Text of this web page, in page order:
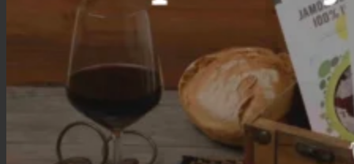
Ofertas de Navidad